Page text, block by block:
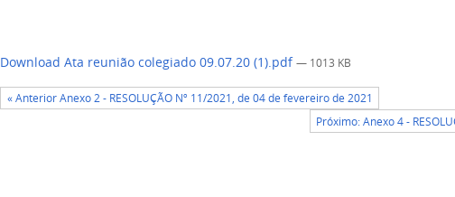
Download Ata reunião colegiado 09.07.20 (1).pdf— 1013 KB
« Anterior Anexo 2 - RESOLUÇÃO Nº 11/2021, de 04 de fevereiro de 2021
Próximo: Anexo 4 -